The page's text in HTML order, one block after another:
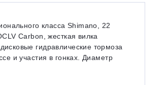
класса Shimano, 22
Carbon, жесткая вилка
гидравлические тормоза
и участия в гонках. Диаметр